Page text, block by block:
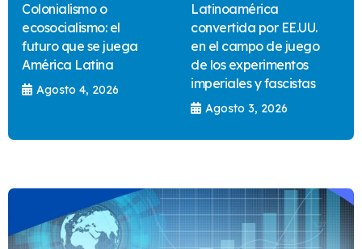
Colonialismo o
ecosocialismo: el
futuro que se juega
América Latina
Agosto 4, 2026
Latinoamérica
convertida por EE.UU.
en el campo de juego
de los experimentos
imperiales y fascistas
Agosto 3, 2026